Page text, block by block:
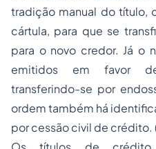
tradição manual do título,
cártula, para que se
para o novo credor. Já o
emitidos em favor
transferindo-se por
ordem também há
por cessão civil de crédito.